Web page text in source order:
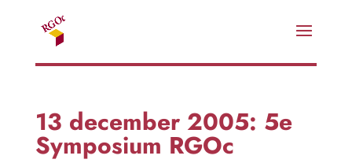
13 december 2005: 5e
Symposium RGOc